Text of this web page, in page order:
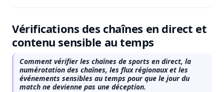
Vérifications des chaînes en direct et
contenu sensible au temps
Comment vérifier les chaînes de sports en direct, la
numérotation des chaînes, les flux régionaux et les
événements sensibles au temps pour que le jour du
match ne devienne pas une déception.